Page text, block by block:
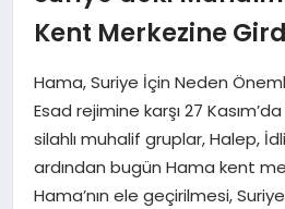
SPOR
TEKNOLOJI
YAŞAM
Kent Merkezine
Hama, Suriye İçin Neden
Esad rejimine karşı 27
silahlı muhalif gruplar, Halep,
ardından bugün Hama kent
Hama’nın ele geçirilmesi,